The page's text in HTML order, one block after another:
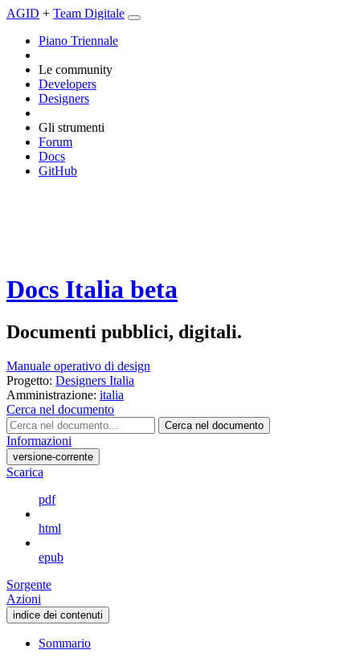
AGID + Team Digitale
Piano Triennale
Le community
Developers
Designers
Gli strumenti
Forum
Docs
GitHub
Docs Italia beta
Documenti pubblici, digitali.
Manuale operativo di design
Progetto: Designers Italia
Amministrazione: italia
Cerca nel documento
Cerca nel documento
Informazioni
versione-corrente
Scarica
pdf
html
epub
Sorgente
Azioni
indice dei contenuti
Sommario